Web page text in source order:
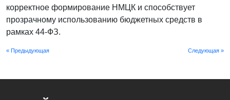
корректное формирование НМЦК и способствует
прозрачному использованию бюджетных средств в
рамках 44-ФЗ.
Следующая »
« Предыдующая